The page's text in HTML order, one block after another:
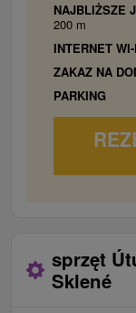
NAJBLIŻSZE
200 m
INTERNET
ZAKAZ NA
PARKING
sprzęt
Sklené